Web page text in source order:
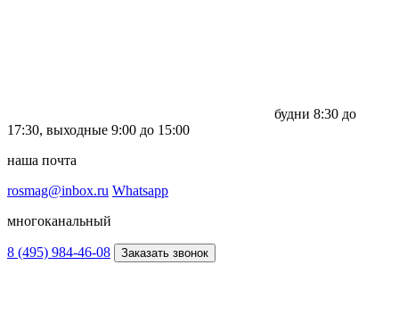
будни 8:30 до
17:30, выходные 9:00 до 15:00
наша почта
rosmag@inbox.ru Whatsapp
многоканальный
8 (495) 984-46-08 Заказать звонок